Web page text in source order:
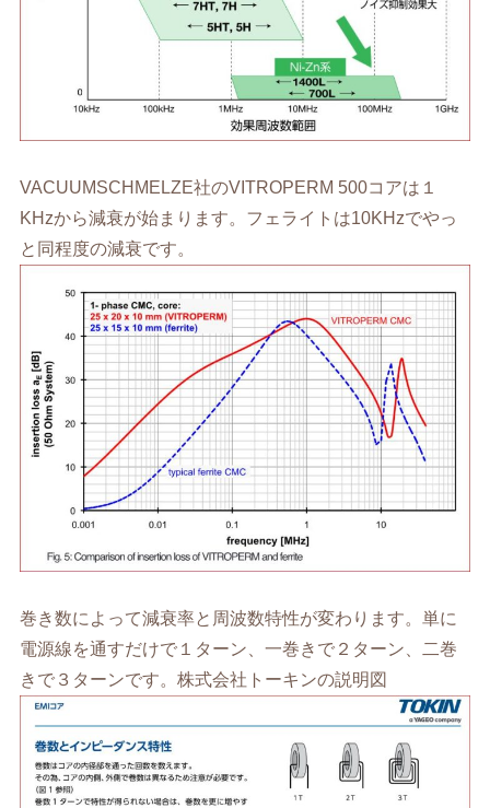
VACUUMSCHMELZE社のVITROPERM 500コアは１
KHzから減衰が始まります。フェライトは10KHzでやっ
と同程度の減衰です。
巻き数によって減衰率と周波数特性が変わります。単に
電源線を通すだけで１ターン、一巻きで２ターン、二巻
きで３ターンです。株式会社トーキンの説明図